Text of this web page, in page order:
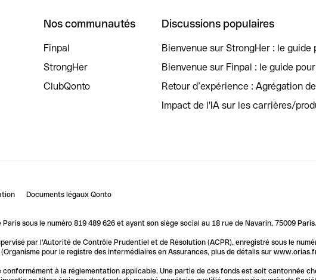
Nos communautés
Finpal
StrongHer
ClubQonto
Discussions populaires
Bienvenue sur StrongHer : le guide
Bienvenue sur Finpal : le guide
Retour d’expérience : Agrégation
Impact de l'IA sur les carrières/
Documents légaux Qonto
sous le numéro 819 489 626 et ayant son siège social au 18 rue de Navarin, 75009 Paris.
par l'Autorité de Contrôle Prudentiel et de Résolution (ACPR), enregistré sous le
(Organisme pour le registre des intermédiaires en Assurances, plus de détails sur
à la réglementation applicable. Une partie de ces fonds est soit cantonnée